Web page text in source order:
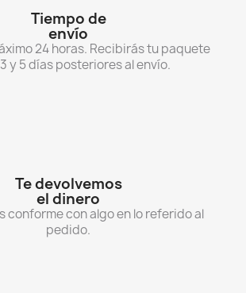
Tiempo de
envío
24 horas. Recibirás tu paquete
y 5 días posteriores al envío.
Te devolvemos
el dinero
conforme con algo en lo referido al
pedido.